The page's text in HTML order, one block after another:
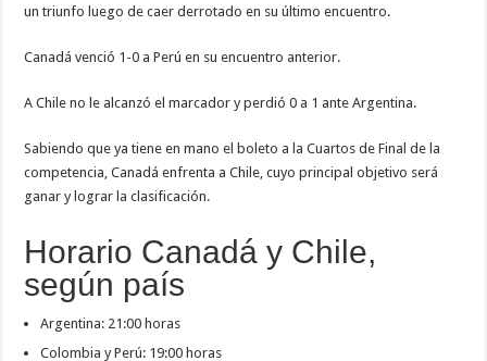
un triunfo luego de caer derrotado en su último encuentro.
Canadá venció 1-0 a Perú en su encuentro anterior.
A Chile no le alcanzó el marcador y perdió 0 a 1 ante Argentina.
Sabiendo que ya tiene en mano el boleto a la Cuartos de Final de la
competencia, Canadá enfrenta a Chile, cuyo principal objetivo será
ganar y lograr la clasificación.
Horario Canadá y Chile,
según país
Argentina: 21:00 horas
Colombia y Perú: 19:00 horas